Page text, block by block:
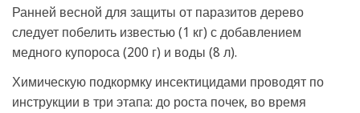
Ранней весной для защиты от паразитов дерево
следует побелить известью (1 кг) с добавлением
медного купороса (200 г) и воды (8 л).
Химическую подкормку инсектицидами проводят по
инструкции в три этапа: до роста почек, во время